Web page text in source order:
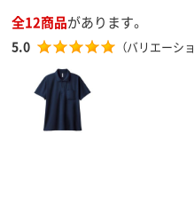
全12商品があります。
5.0 （バリエーシ